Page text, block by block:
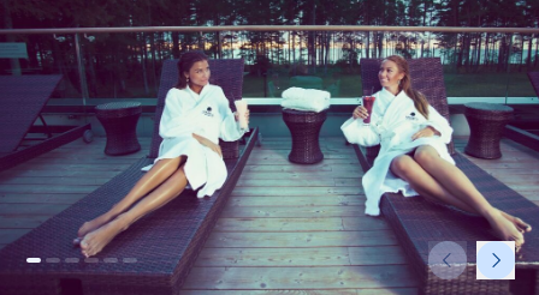
Подарочная карта Estravel
Reisikaubad.ee
Airalo eSIM
Бонусные пункты, Золотая карточка, Platinum
Club...
Золотая карточка
Platinum Club
Бонусные пункты
О нас
О компании, контакты, наши консультанты,
новости...
О компании
Контакты